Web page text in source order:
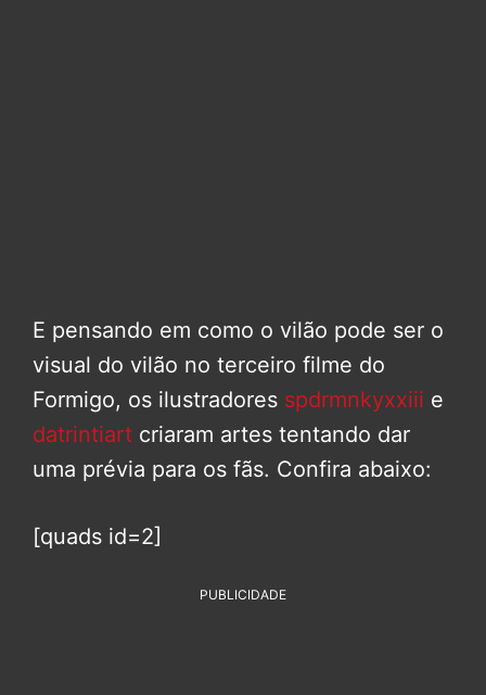
E pensando em como o vilão pode ser o
visual do vilão no terceiro filme do
Formigo, os ilustradores spdrmnkyxxiii e
datrintiart criaram artes tentando dar
uma prévia para os fãs. Confira abaixo:
[quads id=2]
PUBLICIDADE